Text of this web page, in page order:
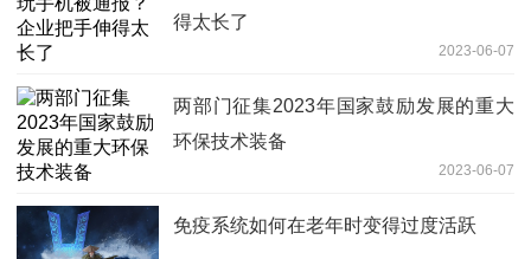
得太长了
2023-06-07
两部门征集2023年国家鼓励发展的重大
环保技术装备
2023-06-07
免疫系统如何在老年时变得过度活跃